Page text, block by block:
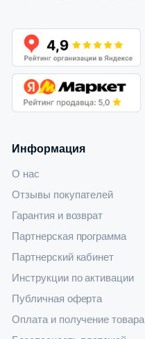
Информация
О нас
Отзывы покупателей
Гарантия и возврат
Партнерская программа
Партнерский кабинет
Инструкции по активации
Публичная оферта
Оплата и получение товара